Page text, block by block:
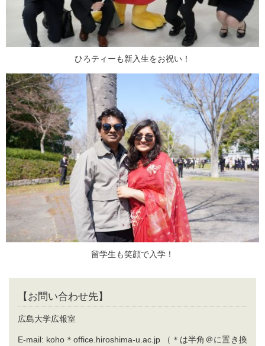
ひろティーも新入生をお祝い！
留学生も笑顔で入学！
【お問い合わせ先】
広島大学広報室
E-mail: koho＊office.hiroshima-u.ac.jp （＊は半角＠に置き換